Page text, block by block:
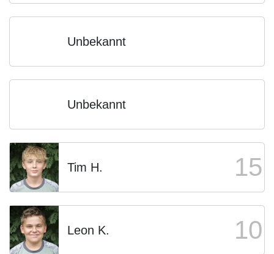
Unbekannt
Unbekannt
Tim H. 15
Leon K. 10